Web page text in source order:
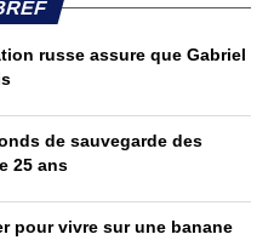
russe assure que Gabriel
de sauvegarde des
25 ans
pour vivre sur une banane